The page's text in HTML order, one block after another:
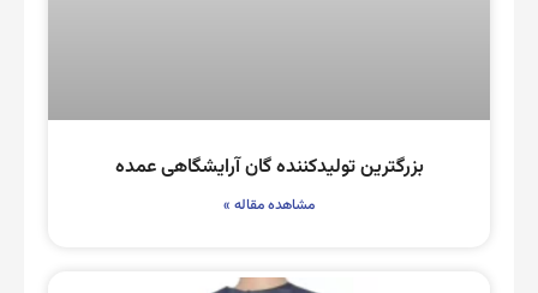
بزرگترین تولیدکننده گان آرایشگاهی عمده
مشاهده مقاله »